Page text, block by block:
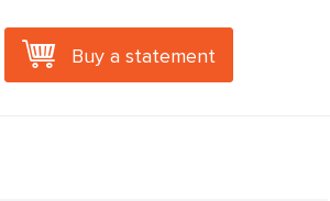
Buy a statement